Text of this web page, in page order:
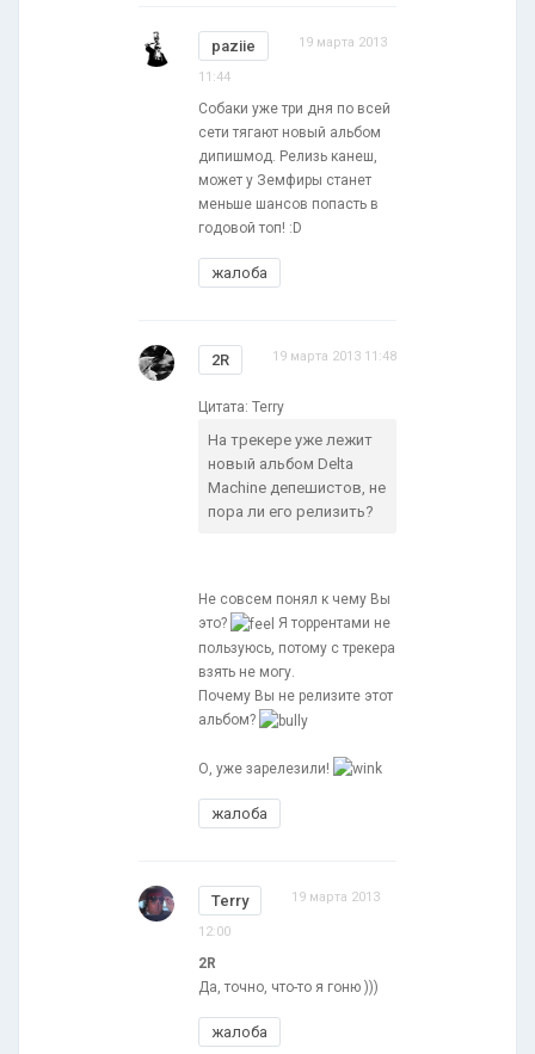
paziie 19 марта 2013
11:44
Собаки уже три дня по всей
сети тягают новый альбом
дипишмод. Релизь канеш,
может у Земфиры станет
меньше шансов попасть в
годовой топ! :D
жалоба
2R 19 марта 2013 11:48
Цитата: Terry
На трекере уже лежит
новый альбом Delta
Machine депешистов, не
пора ли его релизить?
Не совсем понял к чему Вы
это?
Я торрентами не
пользуюсь, потому с трекера
взять не могу.
Почему Вы не релизите этот
альбом?
О, уже зарелезили!
жалоба
Terry 19 марта 2013
12:00
2R
Да, точно, что-то я гоню )))
жалоба